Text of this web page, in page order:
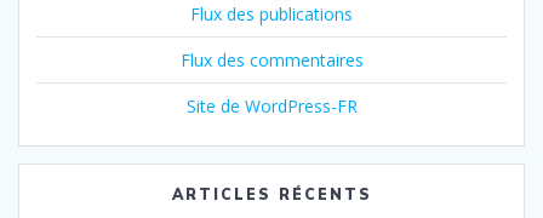
Flux des publications
Flux des commentaires
Site de WordPress-FR
ARTICLES RÉCENTS